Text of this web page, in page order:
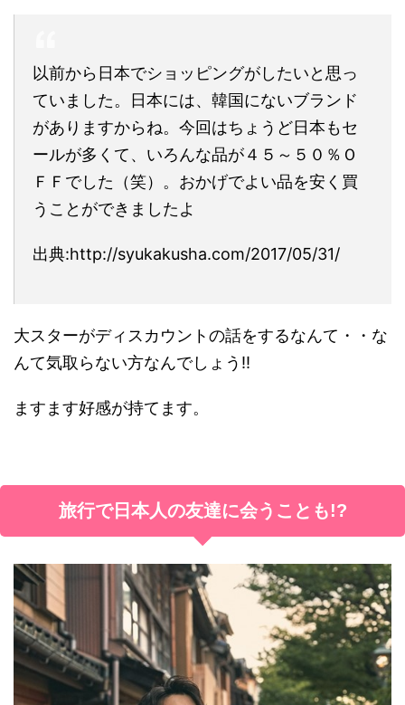
以前から日本でショッピングがしたいと思っ
ていました。日本には、韓国にないブランド
がありますからね。今回はちょうど日本もセ
ールが多くて、いろんな品が４５～５０％Ｏ
ＦＦでした（笑）。おかげでよい品を安く買
うことができましたよ
出典:http://syukakusha.com/2017/05/31/
大スターがディスカウントの話をするなんて・・な
んて気取らない方なんでしょう!!
ますます好感が持てます。
旅行で日本人の友達に会うことも!?